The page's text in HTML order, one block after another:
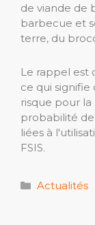
de viande de
barbecue et
terre, du
Le rappel est
ce qui signifie
risque pour
probabilité de
liées à
FSIS.
Catégories
Actualités